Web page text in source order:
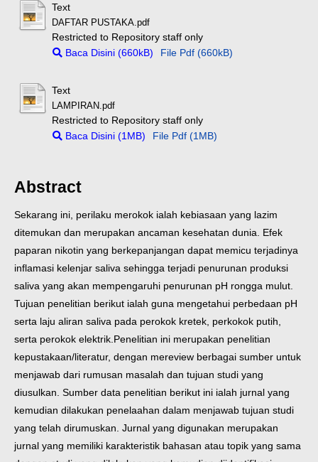
Text
DAFTAR PUSTAKA.pdf
Restricted to Repository staff only
Baca Disini (660kB)
File Pdf (660kB)
Text
LAMPIRAN.pdf
Restricted to Repository staff only
Baca Disini (1MB)
File Pdf (1MB)
Abstract
Sekarang ini, perilaku merokok ialah kebiasaan yang lazim
ditemukan dan merupakan ancaman kesehatan dunia. Efek
paparan nikotin yang berkepanjangan dapat memicu terjadinya
inflamasi kelenjar saliva sehingga terjadi penurunan produksi
saliva yang akan mempengaruhi penurunan pH rongga mulut.
Tujuan penelitian berikut ialah guna mengetahui perbedaan pH
serta laju aliran saliva pada perokok kretek, perkokok putih,
serta perokok elektrik. Penelitian ini merupakan penelitian
kepustakaan/literatur, dengan mereview berbagai sumber untuk
menjawab dari rumusan masalah dan tujuan studi yang
diusulkan. Sumber data penelitian berikut ini ialah jurnal yang
kemudian dilakukan penelaahan dalam menjawab tujuan studi
yang telah dirumuskan. Jurnal yang digunakan merupakan
jurnal yang memiliki karakteristik bahasan atau topik yang sama